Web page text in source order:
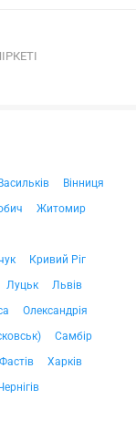
Васильків
Вінниця
Житомир
Кривий Ріг
Луцьк
Львів
Олександрія
Самбір
Фастів
Харків